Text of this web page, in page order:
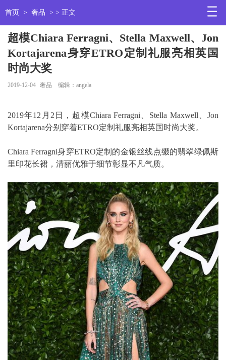
首页 > 奢品 > > 正文
超模Chiara Ferragni、Stella Maxwell、Jon
Kortajarena身穿ETRO定制礼服亮相英国
时尚大奖
2019-12-04 奢品 编辑：angela
2019年12月2日，超模Chiara Ferragni、Stella Maxwell、Jon
Kortajarena分别穿着ETRO定制礼服亮相英国时尚大奖。
Chiara Ferragni身穿ETRO定制的金银丝线点缀的翡翠绿佩斯
里印花长裙，清丽优雅于细节彰显不凡气质。